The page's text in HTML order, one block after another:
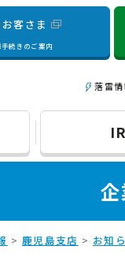
客さま
続きのご案内
落雷情
> 鹿児島支店 > お知